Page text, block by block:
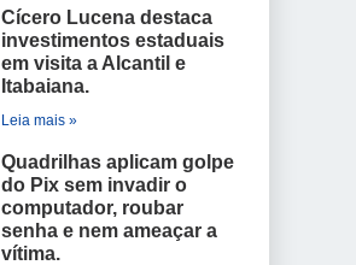
Cícero Lucena destaca
investimentos estaduais
em visita a Alcantil e
Itabaiana.
Leia mais »
Quadrilhas aplicam golpe
do Pix sem invadir o
computador, roubar
senha e nem ameaçar a
vítima.